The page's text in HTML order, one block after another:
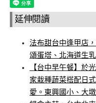
延伸閱讀
法布甜台中逢甲店
頌蛋塔、北海道生
【台中早午餐】於
家栽種蔬菜搭配日
愛。東興國小、大